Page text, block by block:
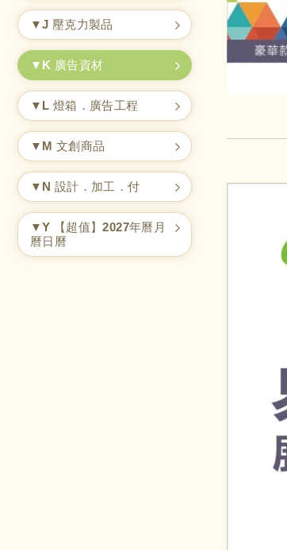
▼J 壓克力製品
▼K 廣告資材
▼L 燈箱．廣告工程
▼M 文創商品
▼N 設計．加工．付
▼Y 【超值】2027年曆月
曆日曆